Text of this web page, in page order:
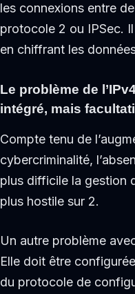
les connexions entre
protocole 2 ou IPSec.
en chiffrant les
Le problème de
intégré, mais
Compte tenu de
cybercriminalité,
plus difficile la gestion
plus hostile sur 2.
Un autre problème
Elle doit être
du protocole de